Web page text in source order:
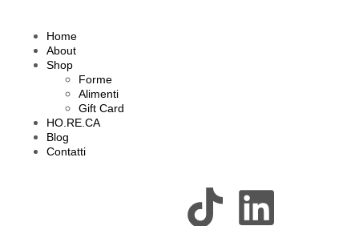
Home
About
Shop
Forme
Alimenti
Gift Card
HO.RE.CA
Blog
Contatti